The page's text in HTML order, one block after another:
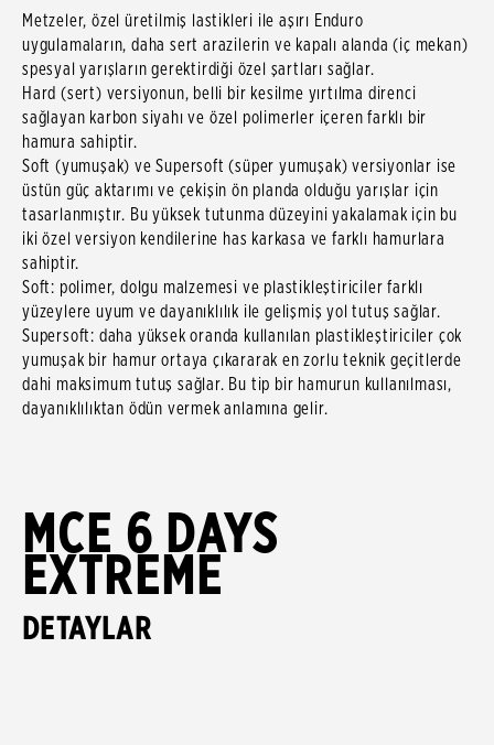
Metzeler, özel üretilmiş lastikleri ile aşırı Enduro
uygulamaların, daha sert arazilerin ve kapalı alanda (iç mekan)
spesyal yarışların gerektirdiği özel şartları sağlar.
Hard (sert) versiyonun, belli bir kesilme yırtılma direnci
sağlayan karbon siyahı ve özel polimerler içeren farklı bir
hamura sahiptir.
Soft (yumuşak) ve Supersoft (süper yumuşak) versiyonlar ise
üstün güç aktarımı ve çekişin ön planda olduğu yarışlar için
tasarlanmıştır. Bu yüksek tutunma düzeyini yakalamak için bu
iki özel versiyon kendilerine has karkasa ve farklı hamurlara
sahiptir.
Soft: polimer, dolgu malzemesi ve plastikleştiriciler farklı
yüzeylere uyum ve dayanıklılık ile gelişmiş yol tutuş sağlar.
Supersoft: daha yüksek oranda kullanılan plastikleştiriciler çok
yumuşak bir hamur ortaya çıkararak en zorlu teknik geçitlerde
dahi maksimum tutuş sağlar. Bu tip bir hamurun kullanılması,
dayanıklılıktan ödün vermek anlamına gelir.
MCE 6 DAYS
EXTREME
DETAYLAR